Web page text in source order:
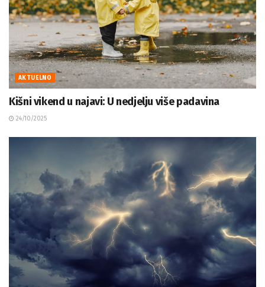
AKTUELNO
Kišni vikend u najavi: U nedjelju više padavina
24/10/2025